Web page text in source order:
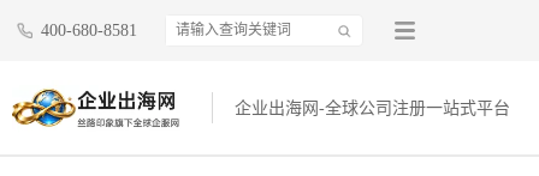
400-680-8581
企业出海网-全球公司注册一站式平台